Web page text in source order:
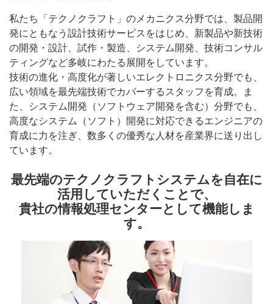
私たち「テクノクラフト」のメカニクス分野では、製品開
発にともなう設計技術サービスをはじめ、新製品や新技術
の開発・設計、試作・製造、システム開発、技術コンサル
ティングなど多岐にわたる展開をしています。
技術の進化・高度化が著しいエレクトロニクス分野でも、
広い領域を最先端技術でカバーするスタッフを育成。ま
た、システム開発（ソフトウェア開発を含む）分野でも、
高度なシステム（ソフト）開発に対応できるエンジニアの
育成に力を注ぎ、数多くの優秀な人材を産業界に送り出し
ています。
最先端のテクノクラフトシステムを自在に
活用していただくことで、
貴社の情報処理センターとして機能しま
す。